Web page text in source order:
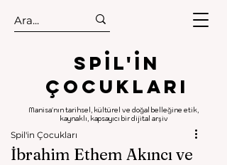
.
.
Spıl'in
Çocukları
Manisa'nın tarihsel, kültürel ve doğal belleğine etik,
kaynaklı, kapsayıcı bir dijital arşiv
İbrahim Ethem Akıncı ve
Spil'in Çocukları